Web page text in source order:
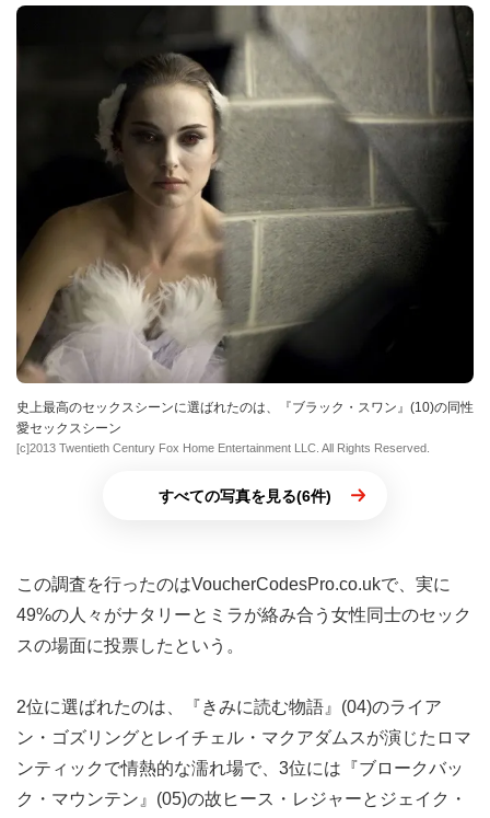
史上最高のセックスシーンに選ばれたのは、『ブラック・スワン』(10)の同性
愛セックスシーン
[c]2013 Twentieth Century Fox Home Entertainment LLC. All Rights Reserved.
すべての写真を見る(6件)
この調査を行ったのはVoucherCodesPro.co.ukで、実に
49%の人々がナタリーとミラが絡み合う女性同士のセック
スの場面に投票したという。
2位に選ばれたのは、『きみに読む物語』(04)のライア
ン・ゴズリングとレイチェル・マクアダムスが演じたロマ
ンティックで情熱的な濡れ場で、3位には『ブロークバッ
ク・マウンテン』(05)の故ヒース・レジャーとジェイク・